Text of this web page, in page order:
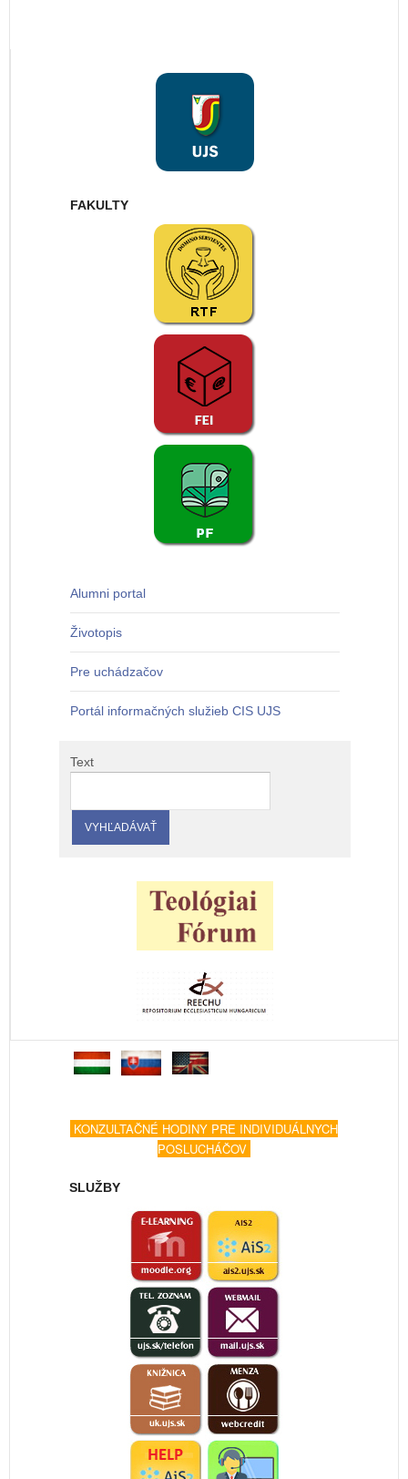
FAKULTY
Alumni portal
Životopis
Pre uchádzačov
Portál informačných služieb CIS UJS
Text
KONZULTAČNÉ HODINY PRE INDIVIDUÁLNYCH
POSLUCHÁČOV
SLUŽBY